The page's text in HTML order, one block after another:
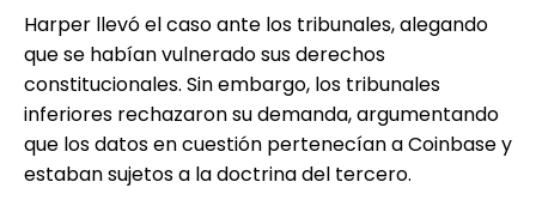
Harper llevó el caso ante los tribunales, alegando
que se habían vulnerado sus derechos
constitucionales. Sin embargo, los tribunales
inferiores rechazaron su demanda, argumentando
que los datos en cuestión pertenecían a Coinbase y
estaban sujetos a la doctrina del tercero.